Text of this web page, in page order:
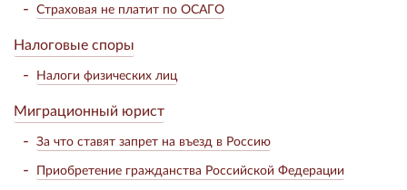
Страховая не платит по ОСАГО
Налоговые споры
Налоги физических лиц
Миграционный юрист
За что ставят запрет на въезд в Россию
Приобретение гражданства Российской Федерации